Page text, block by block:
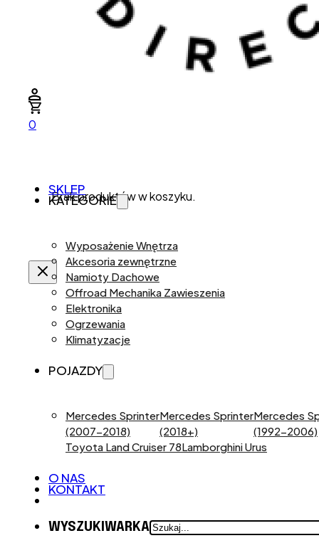
0
Brak produktów w koszyku.
SKLEP
KATEGORIE
Wyposażenie Wnętrza
Akcesoria zewnętrzne
Namioty Dachowe
Offroad Mechanika Zawieszenia
Elektronika
Ogrzewania
Klimatyzacje
POJAZDY
Mercedes Sprinter
(2007-2018)
Mercedes Sprinter
(2018+)
Mercedes
(1992-2006)
Toyota Land Cruiser 78Lamborghini Urus
O NAS
KONTAKT
WYSZUKIWARKASZUKAJ